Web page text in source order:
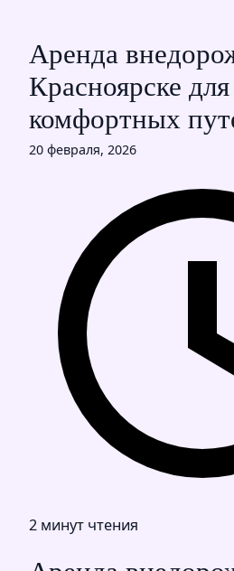
Аренда
Красноярске для
комфортных
20 февраля, 2026
2 минут чтения